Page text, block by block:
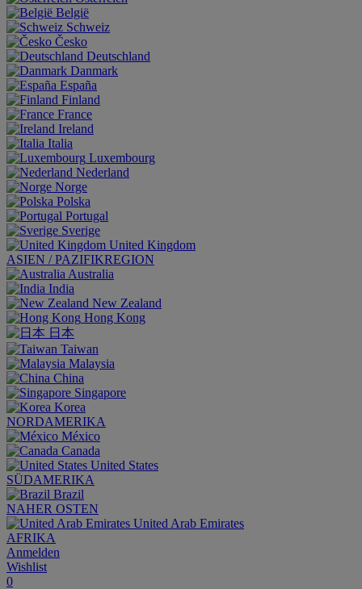
België
Schweiz
Česko
Deutschland
Danmark
España
Finland
France
Ireland
Italia
Luxembourg
Nederland
Norge
Polska
Portugal
Sverige
United Kingdom
ASIEN / PAZIFIKREGION
Australia
India
New Zealand
Hong Kong
日本
Taiwan
Malaysia
China
Singapore
Korea
NORDAMERIKA
México
Canada
United States
SÜDAMERIKA
Brazil
NAHER OSTEN
United Arab Emirates
AFRIKA
Anmelden
Wishlist
0